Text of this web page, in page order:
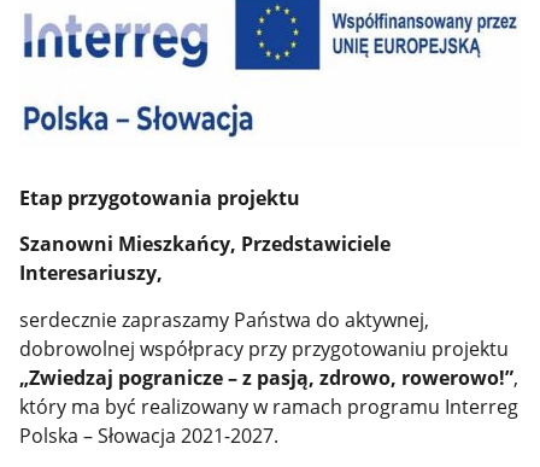
Etap przygotowania projektu
Szanowni Mieszkańcy, Przedstawiciele
Interesariuszy,
serdecznie zapraszamy Państwa do aktywnej,
dobrowolnej współpracy przy przygotowaniu projektu
„Zwiedzaj pogranicze – z pasją, zdrowo, rowerowo!”,
który ma być realizowany w ramach programu Interreg
Polska – Słowacja 2021-2027.